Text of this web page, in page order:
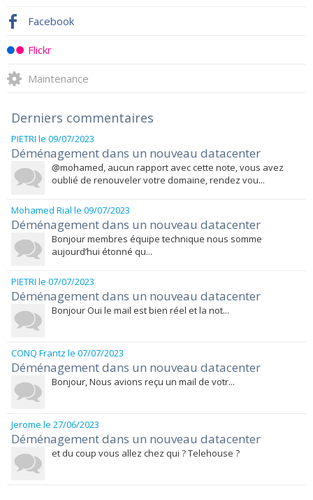
Facebook
Flickr
Maintenance
Derniers commentaires
PIETRI le 09/07/2023
Déménagement dans un nouveau datacenter
@mohamed, aucun rapport avec cette note, vous avez
oublié de renouveler votre domaine, rendez vou...
Mohamed Rial le 09/07/2023
Déménagement dans un nouveau datacenter
Bonjour membres équipe technique nous somme
aujourd’hui étonné qu...
PIETRI le 07/07/2023
Déménagement dans un nouveau datacenter
Bonjour Oui le mail est bien réel et la not...
CONQ Frantz le 07/07/2023
Déménagement dans un nouveau datacenter
Bonjour, Nous avions reçu un mail de votr...
Jerome le 27/06/2023
Déménagement dans un nouveau datacenter
et du coup vous allez chez qui ? Telehouse ?